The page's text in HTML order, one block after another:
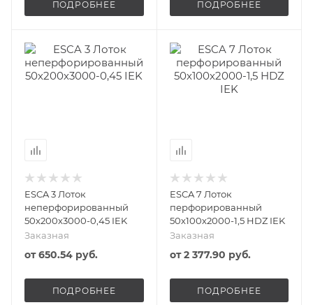
ПОДРОБНЕЕ ПОДРОБНЕЕ
ESCA 3 Лоток
неперфорированный
50х200х3000-0,45 IEK
Заказная
от650.54 руб.
ПОДРОБНЕЕ
ESCA 7 Лоток
перфорированный
50х100х2000-1,5 HDZ IEK
Заказная
от2 377.90 руб.
ПОДРОБНЕЕ